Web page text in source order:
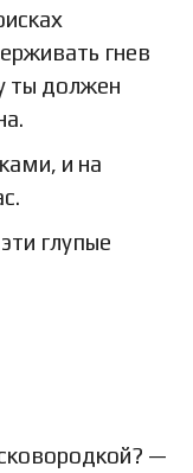
гнев
ты должен
и на
глупые
—